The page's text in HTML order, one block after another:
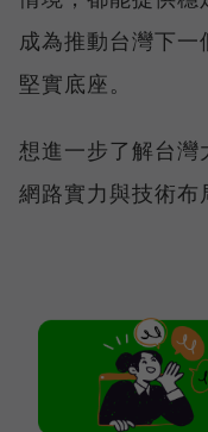
成為推動台灣下
堅實底座。
想進一步了解台
網路實力與技術布